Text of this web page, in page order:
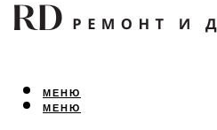
ЛАНДШАФТНЫЙ ДИЗАЙН
ВСЕ ПРО РЕМОНТ
МЕНЮ
МЕНЮ